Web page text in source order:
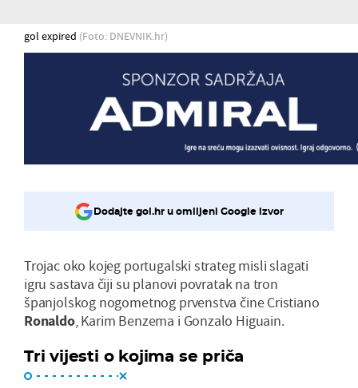
gol expired (Foto: DNEVNIK.hr)
Dodajte gol.hr u omiljeni Google izvor
Trojac oko kojeg portugalski strateg misli slagati
igru sastava čiji su planovi povratak na tron
španjolskog nogometnog prvenstva čine Cristiano
Ronaldo, Karim Benzema i Gonzalo Higuain.
Tri vijesti o kojima se priča